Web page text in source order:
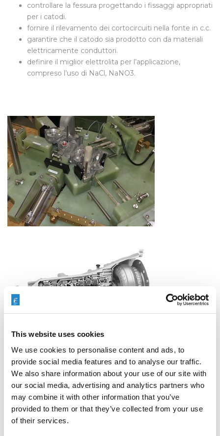
This website uses cookies
We use cookies to personalise content and ads, to
provide social media features and to analyse our traffic.
We also share information about your use of our site with
our social media, advertising and analytics partners who
may combine it with other information that you’ve
provided to them or that they’ve collected from your use
of their services.
controllare la fessura progettando i fissaggi appropriati
per i catodi.
fornire il rilevamento dei cortocircuiti nella fonte in c.c.
garantire che il catodo sia prodotto con da materiali
elettricamente conduttori.
definire il miglior elettrolita per l’applicazione,
compreso l’uso di NaCl, NaNO3.